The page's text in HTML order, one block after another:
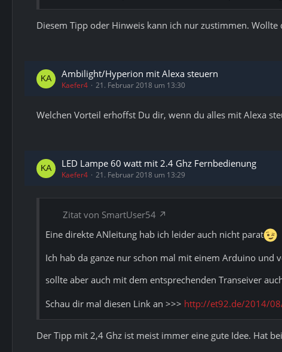
Diesem Tipp oder Hinweis kann ich nur zustimmen. Wollte
Ambilight/Hyperion mit Alexa steuern
Kaefer4 21. Februar 2018 um 13:30
Welchen Vorteil erhoffst Du dir, wenn du alles mit Alexa
LED Lampe 60 watt mit 2.4 Ghz Fernbedienung
Kaefer4 21. Februar 2018 um 13:29
Zitat von SmartUser54
Eine direkte ANleitung hab ich leider auch nicht parat
Ich hab da ganze nur schon mal mit einem Arduino und
sollte aber auch mit dem entsprechenden Transeiver
Schau dir mal diesen Link an >>> http://et92.de/2014/
Der Tipp mit 2,4 Ghz ist meist immer eine gute Idee. Hat